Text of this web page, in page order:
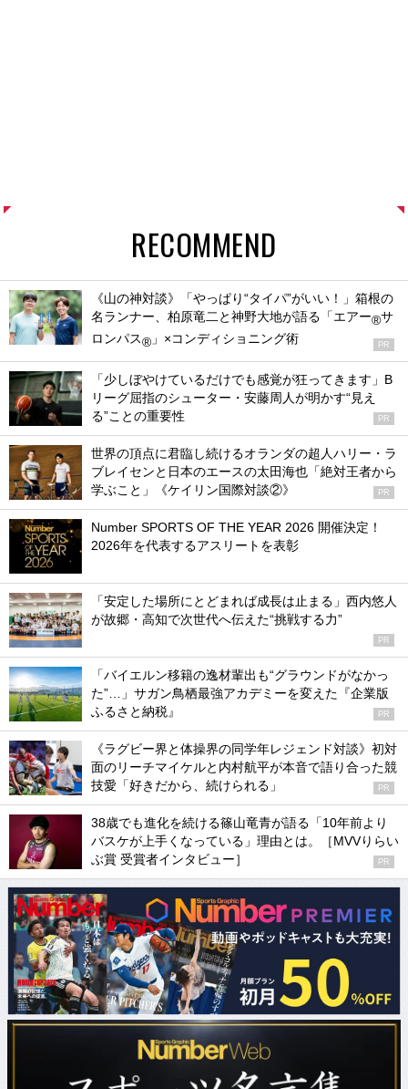
RECOMMEND
《山の神対談》「やっぱり“タイパ”がいい！」箱根の
名ランナー、柏原竜二と神野大地が語る「エアー®サ
ロンパス® 」×コンディショニング術 PR
「少しぼやけているだけでも感覚が狂ってきます」B
リーグ屈指のシューター・安藤周人が明かす“見え
る”ことの重要性
PR
世界の頂点に君臨し続けるオランダの超人ハリー・ラ
ブレイセンと日本のエースの太田海也「絶対王者から
学ぶこと」《ケイリン国際対談②》
PR
Number SPORTS OF THE YEAR 2026 開催決定！
2026年を代表するアスリートを表彰
「安定した場所にとどまれば成長は止まる」西内悠人
が故郷・高知で次世代へ伝えた“挑戦する力”
PR
「バイエルン移籍の逸材輩出も“グラウンドがなかっ
た”…」サガン鳥栖最強アカデミーを変えた『企業版
ふるさと納税』
PR
《ラグビー界と体操界の同学年レジェンド対談》初対
面のリーチマイケルと内村航平が本音で語り合った競
技愛「好きだから、続けられる」
PR
38歳でも進化を続ける篠山竜青が語る「10年前より
バスケが上手くなっている」理由とは。［MVVりらい
ぶ賞 受賞者インタビュー］
PR